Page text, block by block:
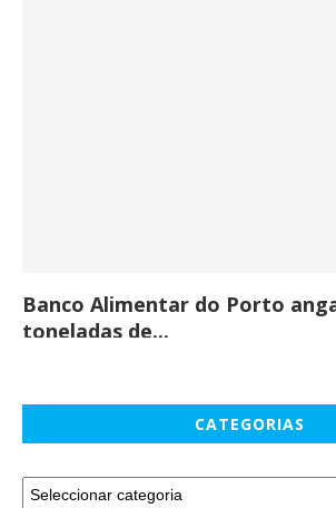
Banco Alimentar do Porto
toneladas de...
CATEGORIAS